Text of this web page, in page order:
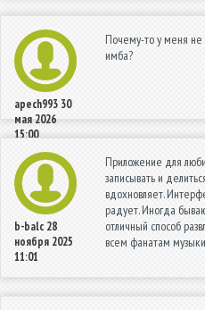
apech993 30
мая 2026
15:00
Почему-то у меня не
имба?
b-balc 28
ноября 2025
11:01
Приложение для
записывать и
вдохновляет.
радует. Иногда
отличный способ
всем фанатам